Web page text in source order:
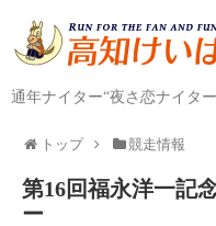
通年ナイター“夜さ恋ナイタ
トップ 競走情報
第16回福永洋一記
ー